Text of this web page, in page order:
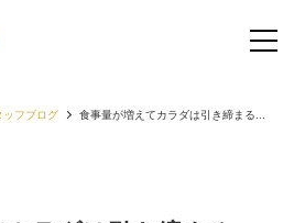
ッフブログ 食事量が増えてカラダは引き締まる...